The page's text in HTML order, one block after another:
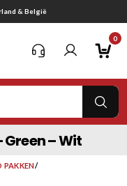
€ 75,-
0
Green – Wit
/